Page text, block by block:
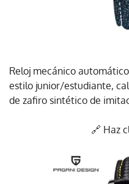
Reloj mecánico
estilo junior/estudiante,
de zafiro sintético de
🔗 Haz